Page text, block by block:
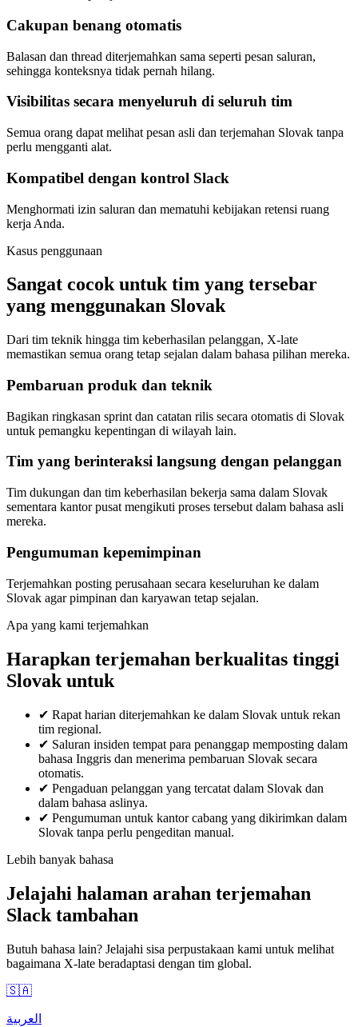
Cakupan benang otomatis
Balasan dan thread diterjemahkan sama seperti pesan saluran,
sehingga konteksnya tidak pernah hilang.
Visibilitas secara menyeluruh di seluruh tim
Semua orang dapat melihat pesan asli dan terjemahan Slovak tanpa
perlu mengganti alat.
Kompatibel dengan kontrol Slack
Menghormati izin saluran dan mematuhi kebijakan retensi ruang
kerja Anda.
Kasus penggunaan
Sangat cocok untuk tim yang tersebar
yang menggunakan Slovak
Dari tim teknik hingga tim keberhasilan pelanggan, X-late
memastikan semua orang tetap sejalan dalam bahasa pilihan mereka.
Pembaruan produk dan teknik
Bagikan ringkasan sprint dan catatan rilis secara otomatis di Slovak
untuk pemangku kepentingan di wilayah lain.
Tim yang berinteraksi langsung dengan pelanggan
Tim dukungan dan tim keberhasilan bekerja sama dalam Slovak
sementara kantor pusat mengikuti proses tersebut dalam bahasa asli
mereka.
Pengumuman kepemimpinan
Terjemahkan posting perusahaan secara keseluruhan ke dalam
Slovak agar pimpinan dan karyawan tetap sejalan.
Apa yang kami terjemahkan
Harapkan terjemahan berkualitas tinggi
Slovak untuk
✔ Rapat harian diterjemahkan ke dalam Slovak untuk rekan
tim regional.
✔ Saluran insiden tempat para penanggap memposting dalam
bahasa Inggris dan menerima pembaruan Slovak secara
otomatis.
✔ Pengaduan pelanggan yang tercatat dalam Slovak dan
dalam bahasa aslinya.
✔ Pengumuman untuk kantor cabang yang dikirimkan dalam
Slovak tanpa perlu pengeditan manual.
Lebih banyak bahasa
Jelajahi halaman arahan terjemahan
Slack tambahan
Butuh bahasa lain? Jelajahi sisa perpustakaan kami untuk melihat
bagaimana X-late beradaptasi dengan tim global.
🇸🇦
العربية